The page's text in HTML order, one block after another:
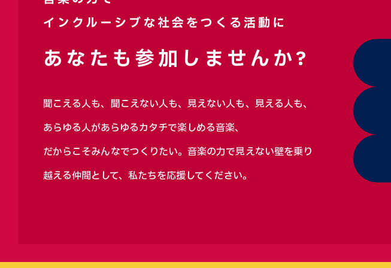
インクルーシブな社会をつくる活動に
あなたも参加しませんか?
聞こえる人も、聞こえない人も、見えない人も、見える人も、
あらゆる人があらゆるカタチで楽しめる音楽、
だからこそみんなでつくりたい。音楽の力で見えない壁を乗り
越える仲間として、私たちを応援してください。